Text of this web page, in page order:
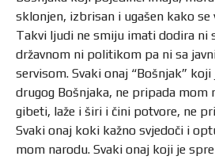
sklonjen, izbrisan i ugašen kako se
Takvi ljudi ne smiju imati dodira ni
državnom ni politikom pa ni sa
servisom. Svaki onaj “Bošnjak”
drugog Bošnjaka, ne pripada mom
gibeti, laže i širi i čini potvore, ne
Svaki onaj koki kažno svjedoči i
mom narodu. Svaki onaj koji je